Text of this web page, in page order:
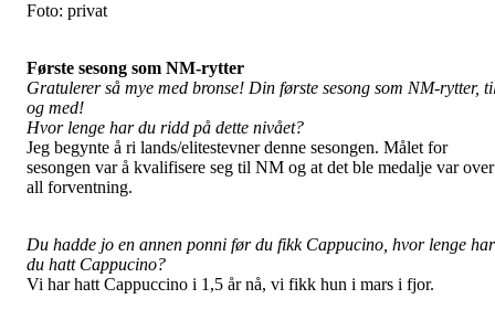
Foto: privat
Første sesong som NM-rytter
Gratulerer så mye med bronse! Din første sesong som NM-rytter,
og med!
Hvor lenge har du ridd på dette nivået?
Jeg begynte å ri lands/elitestevner denne sesongen. Målet for
sesongen var å kvalifisere seg til NM og at det ble medalje var over
all forventning.
Du hadde jo en annen ponni før du fikk Cappucino, hvor lenge har
du hatt Cappucino?
Vi har hatt Cappuccino i 1,5 år nå, vi fikk hun i mars i fjor.